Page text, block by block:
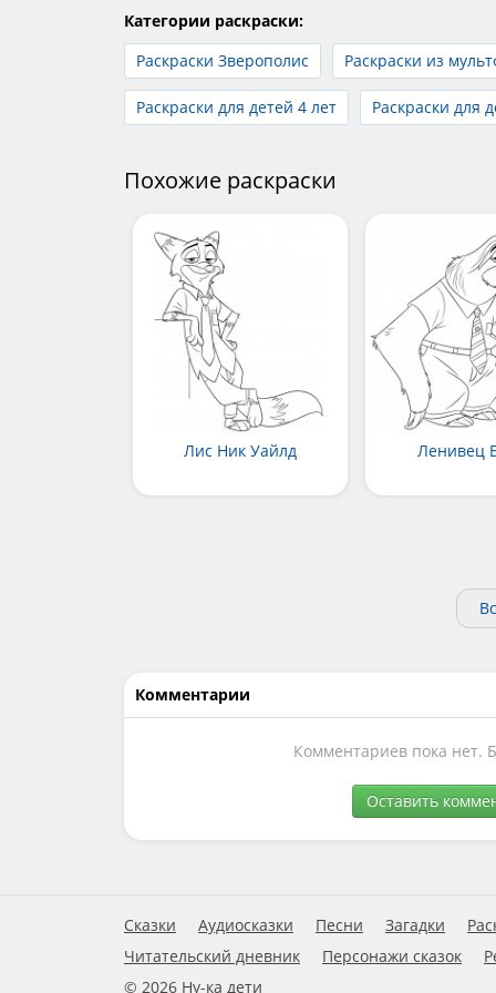
Категории раскраски:
Раскраски Зверополис
Раскраски из
Раскраски для детей 4 лет Раскраски для
Похожие раскраски
Лис Ник Уайлд Ленивец
Комментарии
Комментариев пока нет.
Оставить
Сказки Аудиосказки Песни Загадки
Читательский дневник
Персонажи сказок
© 2026 Ну-ка дети